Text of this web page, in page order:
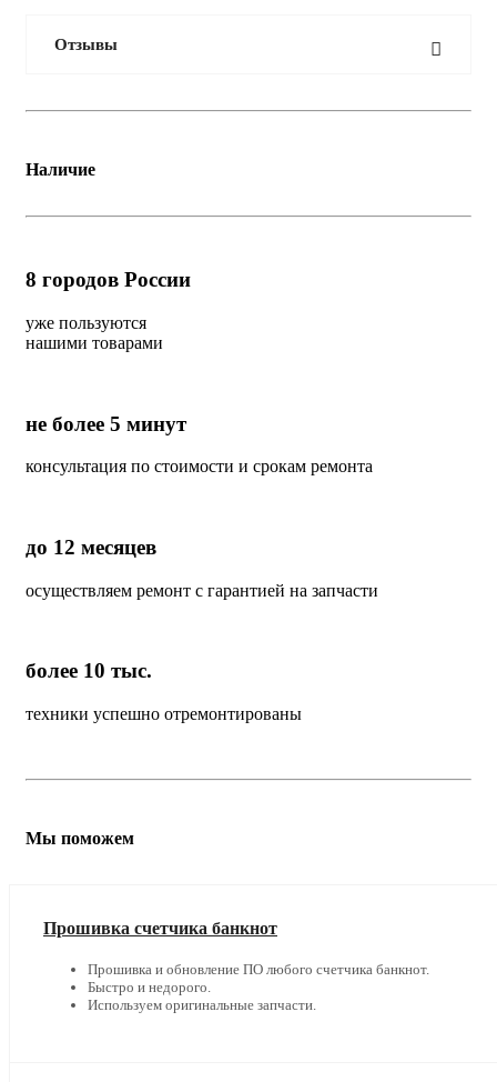
Отзывы
Наличие
8 городов России
уже пользуются
нашими товарами
не более 5 минут
консультация по стоимости и срокам ремонта
до 12 месяцев
осуществляем ремонт с гарантией на запчасти
более 10 тыс.
техники успешно отремонтированы
Мы поможем
Прошивка счетчика банкнот
Прошивка и обновление ПО любого счетчика банкнот.
Быстро и недорого.
Используем оригинальные запчасти.